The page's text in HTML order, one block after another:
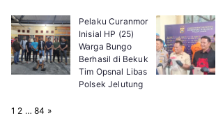
Pelaku Curanmor
Inisial HP (25)
Warga Bungo
Berhasil di Bekuk
Tim Opsnal Libas
Polsek Jelutung
P1 2 … 84 N
»